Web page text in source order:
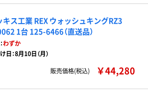
キス工業 REX ウォッシュキングRZ3
1台 125-6466（直送品）
わずか
日：8月10日（月）
販売価格(税込) ￥44,280